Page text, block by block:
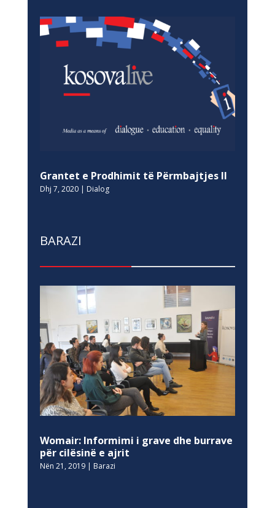
Grantet e Prodhimit të Përmbajtjes II
Dhj 7, 2020| Dialog
BARAZI
Womair: Informimi i grave dhe burrave
për cilësinë e ajrit
Nën 21, 2019| Barazi